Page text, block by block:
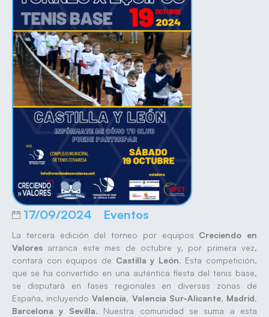
17/09/2024 Eventos
La tercera edición del torneo por equipos Creciendo en
Valores arranca este mes de octubre y, por primera vez,
contará con equipos de Castilla y León. Esta competición,
que se ha convertido en una auténtica fiesta del tenis base,
se disputará en fases regionales en diversas zonas de
España, incluyendoValencia, Valencia Sur-Alicante, Madrid,
Barcelona y Sevilla. Nuestra comunidad se suma a esta